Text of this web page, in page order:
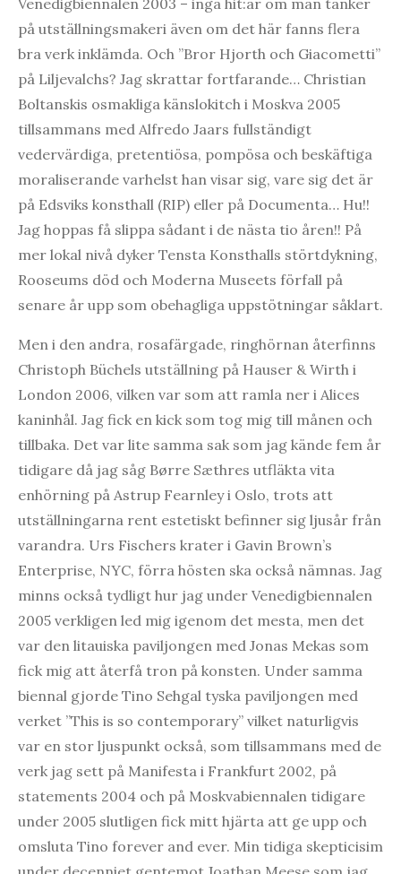
på utställningsmakeri även om det här fanns flera
bra verk inklämda. Och ”Bror Hjorth och Giacometti”
på Liljevalchs? Jag skrattar fortfarande… Christian
Boltanskis osmakliga känslokitch i Moskva 2005
tillsammans med Alfredo Jaars fullständigt
vedervärdiga, pretentiösa, pompösa och beskäftiga
moraliserande varhelst han visar sig, vare sig det är
på Edsviks konsthall (RIP) eller på Documenta… Hu!!
Jag hoppas få slippa sådant i de nästa tio åren!! På
mer lokal nivå dyker Tensta Konsthalls störtdykning,
Rooseums död och Moderna Museets förfall på
senare år upp som obehagliga uppstötningar såklart.
Men i den andra, rosafärgade, ringhörnan återfinns
Christoph Büchels utställning på Hauser & Wirth i
London 2006, vilken var som att ramla ner i Alices
kaninhål. Jag fick en kick som tog mig till månen och
tillbaka. Det var lite samma sak som jag kände fem år
tidigare då jag såg Børre Sæthres utfläkta vita
enhörning på Astrup Fearnley i Oslo, trots att
utställningarna rent estetiskt befinner sig ljusår från
varandra. Urs Fischers krater i Gavin Brown’s
Enterprise, NYC, förra hösten ska också nämnas. Jag
minns också tydligt hur jag under Venedigbiennalen
2005 verkligen led mig igenom det mesta, men det
var den litauiska paviljongen med Jonas Mekas som
fick mig att återfå tron på konsten. Under samma
biennal gjorde Tino Sehgal tyska paviljongen med
verket ”This is so contemporary” vilket naturligvis
var en stor ljuspunkt också, som tillsammans med de
verk jag sett på Manifesta i Frankfurt 2002, på
statements 2004 och på Moskvabiennalen tidigare
under 2005 slutligen fick mitt hjärta att ge upp och
omsluta Tino forever and ever. Min tidiga skepticisim